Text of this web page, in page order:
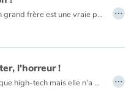
Pour Marion, avoir un grand frère est une vraie plaie, surtout quand celui-ci lui vole son journal intime pour révéler ses secrets aux yeux de tous, et surtout à ceux du beau Félix... Un roman pour les 10 ans et plus. …
l'horreur !
Marion rêve de musique high-tech mais elle n’a pas un sou en poche. …